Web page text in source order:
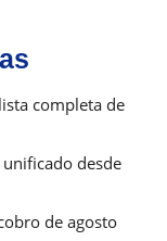
completa de
desde
de agosto